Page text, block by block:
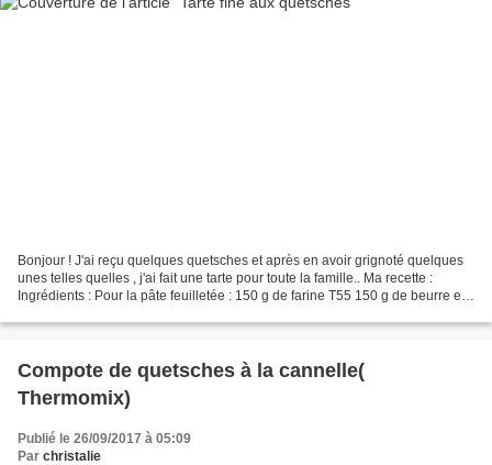
Bonjour ! J'ai reçu quelques quetsches et après en avoir grignoté quelques
unes telles quelles , j'ai fait une tarte pour toute la famille.. Ma recette :
Ingrédients : Pour la pâte feuilletée : 150 g de farine T55 150 g de beurre en
Compote de quetsches à la cannelle(
Thermomix)
Publié le 26/09/2017 à 05:09
Par christalie